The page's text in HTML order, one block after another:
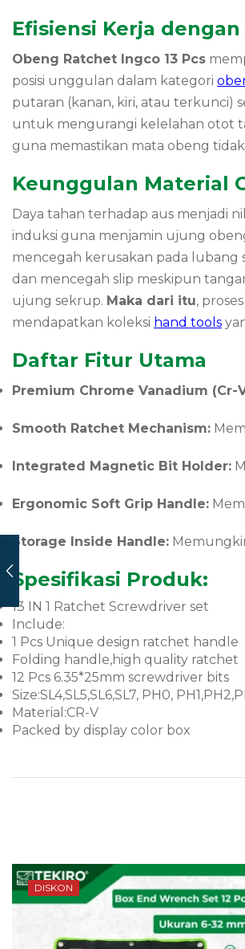
Efisiensi Kerja
Obeng Ratchet Ingco 13 Pcs
posisi unggulan dalam kategori
putaran (kanan, kiri, atau terkunci)
untuk mengurangi kelelahan otot
guna memastikan mata obeng
Keunggulan Material
Daya tahan terhadap aus menjadi
induksi guna menjamin ujung
mencegah kerusakan pada lubang
dan mencegah slip meskipun
ujung sekrup. Maka dari itu,
mendapatkan koleksi hand tools
Daftar Fitur Utama
Premium Chrome Vanadium (Cr-
Smooth Ratchet Mechanism:
Integrated Magnetic Bit Holder:
Ergonomic Soft Grip Handle:
Storage Inside Handle:
Spesifikasi Produk:
13 IN 1 Ratchet Screwdriver set
Include:
1 Pcs Unique design ratchet handle
Folding handle,high quality ratchet
12 Pcs 6.35*25mm screwdriver bits
Size:SL4,SL5,SL6,SL7, PH0,
Material:CR-V
Packed by display color box
DISKON